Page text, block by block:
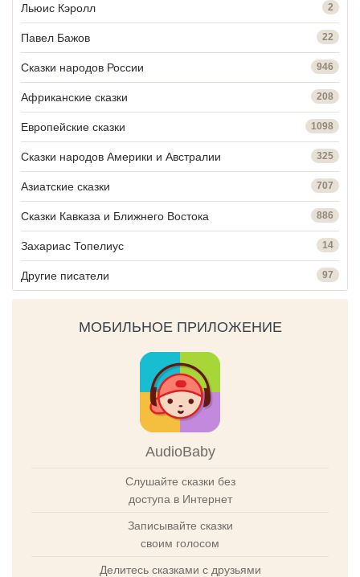
Льюис Кэролл 2
Павел Бажов 22
Сказки народов России 946
Африканские сказки 208
Европейские сказки 1098
Сказки народов Америки и Австралии 325
Азиатские сказки 707
Сказки Кавказа и Ближнего Востока 886
Захариас Топелиус 14
Другие писатели 97
МОБИЛЬНОЕ ПРИЛОЖЕНИЕ
AudioBaby
Слушайте сказки без
доступа в Интернет
Записывайте сказки
своим голосом
Делитесь сказками с друзьями